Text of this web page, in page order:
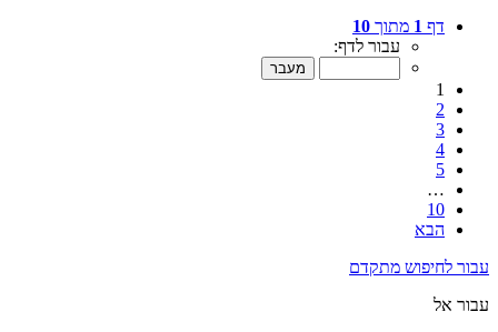
דף 1 מתוך 10
עבור לדף:
1
2
3
4
5
…
10
הבא
עבור לחיפוש מתקדם
עבור אל